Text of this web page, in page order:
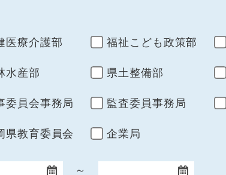
医療介護部 福祉こども政策部
水産部 県土整備部
委員会事務局 監査委員事務局
県教育委員会 企業局
～